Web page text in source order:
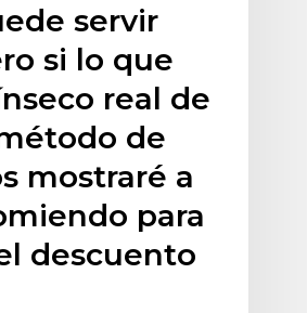
servir
si lo que
real de
de
mostraré a
para
descuento